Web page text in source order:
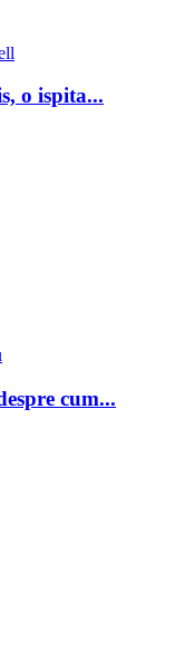
o ispita...
cum...